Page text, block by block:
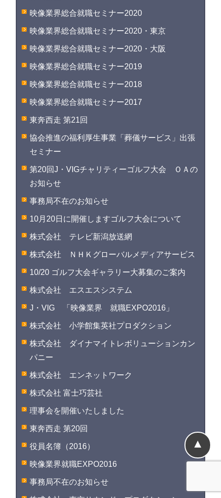
映像業界総合就職セミナー2020
映像業界総合就職セミナー2020・東京
映像業界総合就職セミナー2020・大阪
映像業界総合就職セミナー2019
映像業界総合就職セミナー2018
映像業界総合就職セミナー2017
東奔西走 第21回
協会推進の福利厚生事業「葬儀サービス」出張
セミナー
第20回J・VIGチャリティーゴルフ大会 ＯＡの
お知らせ
事務局不在のお知らせ
10月20日に開催しますゴルフ大会について
株式会社 テレビ新潟放送網
株式会社 ＮＨＫグローバルメディアサービス
10/20 ゴルフ大会ギャラリー大募集のご案内
株式会社 エスエスシステム
J・VIG 「映像業界 就職EXPO2016」
株式会社 小学館集英社プロダクション
株式会社 ダイナマイトレボリューションカン
パニー
株式会社 エンネットワーク
株式会社 富士巧芸社
理事会を開催いたしました
東奔西走 第20回
役員名簿（2016）
映像業界就職EXPO2016
事務局不在のお知らせ
▲